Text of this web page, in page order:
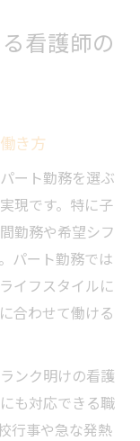
看護師の
き方
ート勤務を選ぶ
現です。特に子
勤務や希望シフ
パート勤務では
イフスタイルに
合わせて働ける
ンク明けの看護
も対応できる職
行事や急な発熱